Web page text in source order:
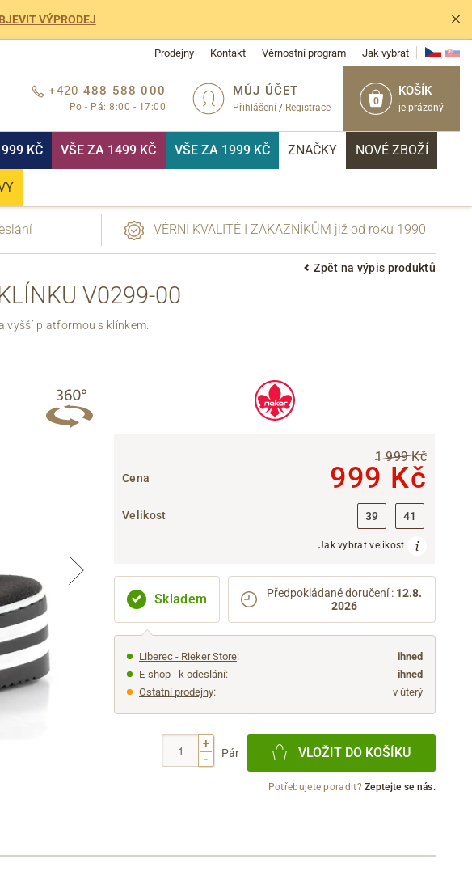
VÝPRODEJ
Prodejny Kontakt Věrnostní program Jak vybrat
0
KOŠÍK
je prázdný
MŮJ ÚČET
Přihlášení / Registrace
+420 488 588 000
Po - Pá: 8:00 - 17:00
KČ VŠE ZA 1499 KČ VŠE ZA 1999 KČ ZNAČKY NOVÉ ZBOŽÍ
VĚRNÍ KVALITĚ I ZÁKAZNÍKŮM již od roku 1990
Zpět na výpis produktů
V0299-00
vyšší platformou s klínkem.
Cena
1 999 Kč
999 Kč
Velikost 39 41
Jak vybrat velikost
Skladem Předpokládané doručení : 12.8.
2026
Liberec - Rieker Store:
ihned
E-shop - k odeslání:
ihned
Ostatní prodejny: v úterý
+
-
Pár VLOŽIT DO KOŠÍKU
Potřebujete poradit?Zeptejte se nás.